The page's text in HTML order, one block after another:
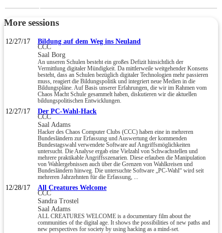
More sessions
12/27/17 Bildung auf dem Weg ins Neuland
CCC
Saal Borg
An unseren Schulen besteht ein großes Defizit hinsichtlich der
Vermittlung digitaler Mündigkeit. Da mittlerweile weitgehender Konsens
besteht, dass an Schulen bezüglich digitaler Technologien mehr passieren
muss, reagiert die Bildungspolitik und integriert neue Medien in die
Bildungspläne. Auf Basis unserer Erfahrungen, die wir im Rahmen vom
Chaos Macht Schule gesammelt haben, diskutieren wir die aktuellen
bildungspolitischen Entwicklungen.
12/27/17 Der PC-Wahl-Hack
CCC
Saal Adams
Hacker des Chaos Computer Clubs (CCC) haben eine in mehreren
Bundesländern zur Erfassung und Auswertung der kommenden
Bundestagswahl verwendete Software auf Angriffsmöglichkeiten
untersucht. Die Analyse ergab eine Vielzahl von Schwachstellen und
mehrere praktikable Angriffsszenarien. Diese erlauben die Manipulation
von Wahlergebnissen auch über die Grenzen von Wahlkreisen und
Bundesländern hinweg. Die untersuchte Software „PC-Wahl“ wird seit
mehreren Jahrzehnten für die Erfassung, ...
12/28/17 All Creatures Welcome
CCC
Sandra Trostel
Saal Adams
ALL CREATURES WELCOME is a documentary film about the
communities of the digital age. It shows the possibilities of new paths and
new perspectives for society by using hacking as a mind-set.